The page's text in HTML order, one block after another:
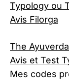
Typology ou
Avis Filorga
The
Avis et Test
Mes codes